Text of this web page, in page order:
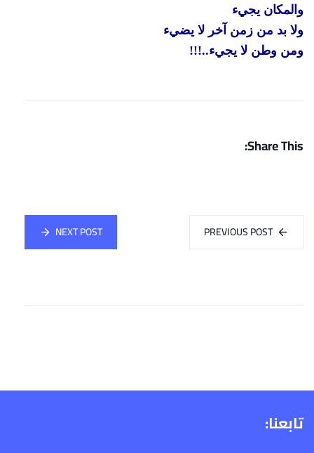
والمكان يجيء
ولا بد من زمن آخر لا يضيء
ومن وطن لا يجيء..!!!
Share This:
PREVIOUS POST
NEXT POST
تابعنا: